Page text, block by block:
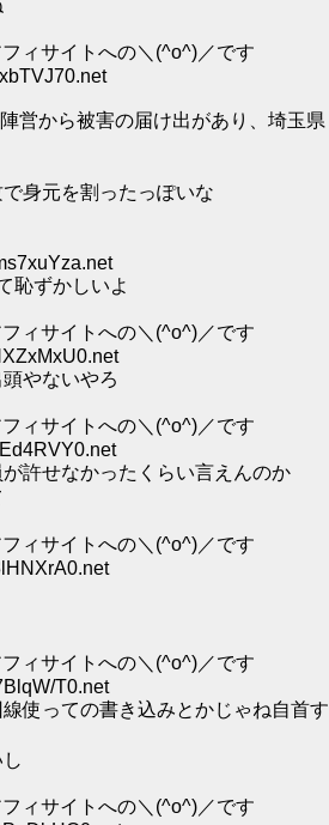
ィサイトへの＼(^o^)／です
営から被害の届け出があり、埼玉県
身元を割ったっぽいな
恥ずかしいよ
ィサイトへの＼(^o^)／です
やないやろ
ィサイトへの＼(^o^)／です
許せなかったくらい言えんのか
ィサイトへの＼(^o^)／です
ィサイトへの＼(^o^)／です
T0.net
使っての書き込みとかじゃね自首す
ィサイトへの＼(^o^)／です